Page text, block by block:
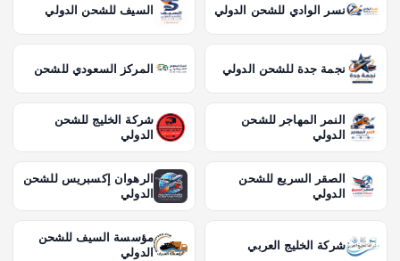
ح
ا
ت
ا
ل
م
نسر الوادي للشحن الدولي السيف للشحن الدولي
نجمة جدة للشحن الدولي المركز السعودي للشحن
النمر المهاجر للشحن
الدولي
شركة الخليج للشحن
الدولي
الصقر السريع للشحن
الدولي
الرهوان إكسبريس للشحن
الدولي
شركة الخليج العربي
مؤسسة السيف للشحن
الدولي